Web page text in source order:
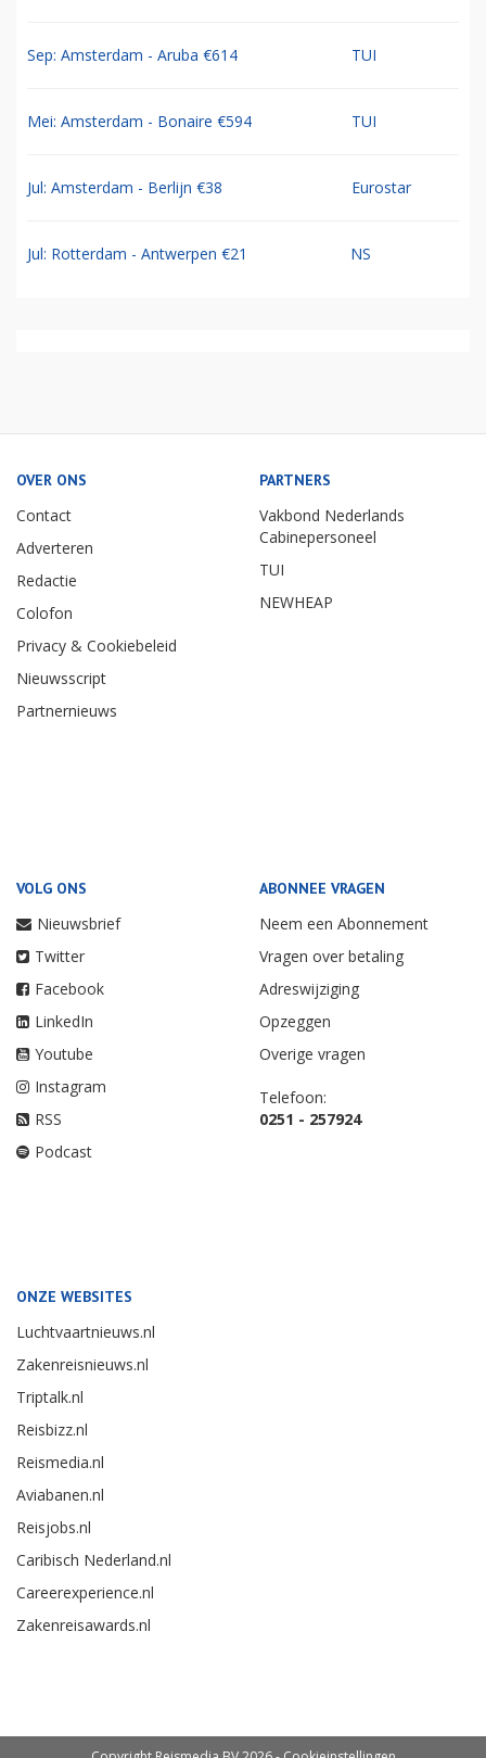
Sep: Amsterdam - Aruba €614 TUI
Mei: Amsterdam - Bonaire €594 TUI
Jul: Amsterdam - Berlijn €38 Eurostar
Jul: Rotterdam - Antwerpen €21 NS
OVER ONS
Contact
Adverteren
Redactie
Colofon
Privacy & Cookiebeleid
Nieuwsscript
Partnernieuws
PARTNERS
Vakbond Nederlands
Cabinepersoneel
TUI
NEWHEAP
VOLG ONS
Nieuwsbrief
Twitter
Facebook
LinkedIn
Youtube
Instagram
RSS
Podcast
ABONNEE VRAGEN
Neem een Abonnement
Vragen over betaling
Adreswijziging
Opzeggen
Overige vragen
Telefoon:
0251 - 257924
ONZE WEBSITES
Luchtvaartnieuws.nl
Zakenreisnieuws.nl
Triptalk.nl
Reisbizz.nl
Reismedia.nl
Aviabanen.nl
Reisjobs.nl
Caribisch Nederland.nl
Careerexperience.nl
Zakenreisawards.nl